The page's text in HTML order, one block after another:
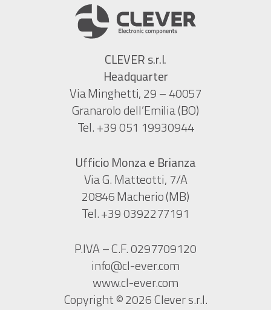
CLEVER s.r.l.
Headquarter
Via Minghetti, 29 – 40057
Granarolo dell’Emilia (BO)
Tel. +39 051 19930944
Ufficio Monza e Brianza
Via G. Matteotti, 7/A
20846 Macherio (MB)
Tel. +39 0392277191
P.IVA – C.F. 0297709120
info@cl-ever.com
www.cl-ever.com
Copyright © 2026 Clever s.r.l.